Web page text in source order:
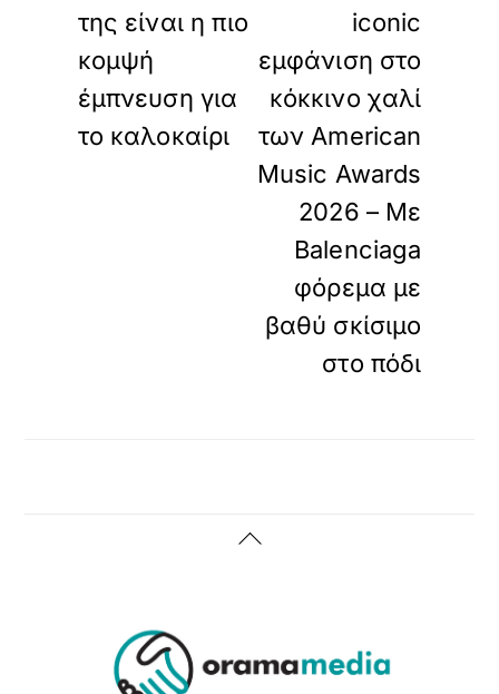
της είναι η πιο
κομψή
έμπνευση για
το καλοκαίρι
iconic
εμφάνιση στο
κόκκινο χαλί
των American
Music Awards
2026 – Με
Balenciaga
φόρεμα με
βαθύ σκίσιμο
στο πόδι
Back